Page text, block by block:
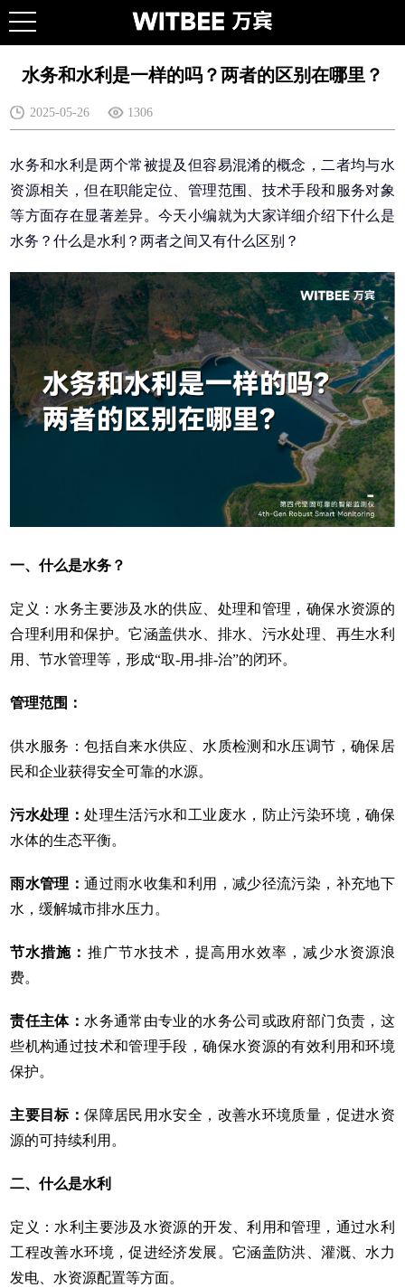
水务和水利是一样的吗？两者的区别在哪里？
2025-05-26 1306
水务和水利是两个常被提及但容易混淆的概念，二者均与水
资源相关，但在职能定位、管理范围、技术手段和服务对象
等方面存在显著差异。今天小编就为大家详细介绍下什么是
水务？什么是水利？两者之间又有什么区别？
一、什么是水务？
定义：水务主要涉及水的供应、处理和管理，确保水资源的
合理利用和保护。它涵盖供水、排水、污水处理、再生水利
用、节水管理等，形成“取-用-排-治”的闭环。
管理范围：
供水服务：包括自来水供应、水质检测和水压调节，确保居
民和企业获得安全可靠的水源。
污水处理：处理生活污水和工业废水，防止污染环境，确保
水体的生态平衡。
雨水管理：通过雨水收集和利用，减少径流污染，补充地下
水，缓解城市排水压力。
节水措施： 推广节水技术，提高用水效率，减少水资源浪
费。
责任主体： 水务通常由专业的水务公司或政府部门负责，这
些机构通过技术和管理手段，确保水资源的有效利用和环境
保护。
主要目标：保障居民用水安全，改善水环境质量，促进水资
源的可持续利用。
二、什么是水利
定义：水利主要涉及水资源的开发、利用和管理，通过水利
工程改善水环境，促进经济发展。它涵盖防洪、灌溉、水力
发电、水资源配置等方面。